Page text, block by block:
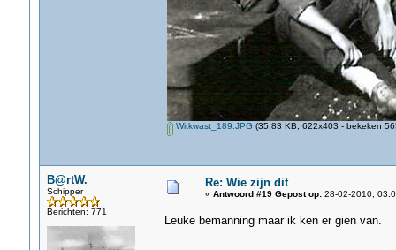
Witkwast_189.JPG (35.83 KB, 622x403 - bekeken
B@rtW.
Schipper
Berichten: 771
Re: Wie zijn dit
« Antwoord #19 Gepost op:28-02-2010,
Leuke bemanning maar ik ken er gien van.